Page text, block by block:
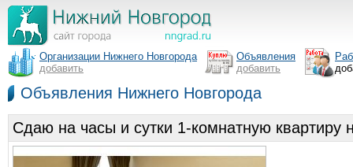
Организации Нижнего Новгорода
добавить
Объявления
добавить
Объявления Нижнего Новгорода
Сдаю на часы и сутки 1-комнатную квартиру